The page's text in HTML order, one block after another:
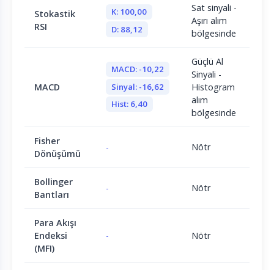
Stokastik
RSI
K: 100,00
D: 88,12
Sat sinyali -
Aşırı alım
bölgesinde
MACD
MACD: -10,22
Sinyal: -16,62
Hist: 6,40
Güçlü Al
Sinyali -
Histogram
alım
bölgesinde
Fisher
Dönüşümü
- Nötr
Bollinger
Bantları
- Nötr
Para Akışı
Endeksi
(MFI)
- Nötr